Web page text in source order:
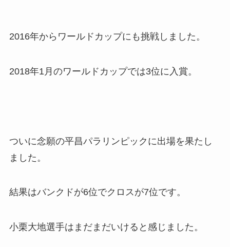
2016年からワールドカップにも挑戦しました。
2018年1月のワールドカップでは3位に入賞。
ついに念願の平昌パラリンピックに出場を果たし
ました。
結果はバンクドが6位でクロスが7位です。
小栗大地選手はまだまだいけると感じました。